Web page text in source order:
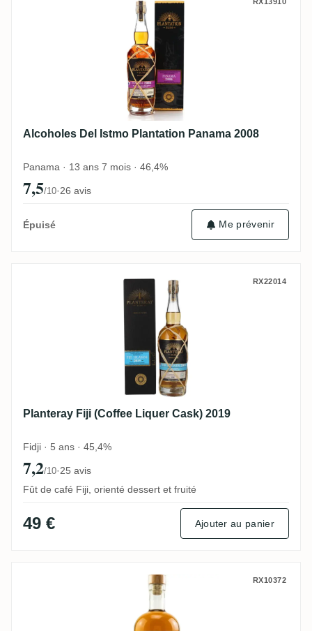
Alcoholes Del Istmo Plantation Panama 2008
Panama · 13 ans 7 mois · 46,4%
7,5/10·26 avis
Épuisé Me prévenir
Planteray Fiji (Coffee Liquer Cask) 2019
RX22014
Planteray Fiji (Coffee Liquer Cask) 2019
Fidji · 5 ans · 45,4%
7,2/10·25 avis
Fût de café Fiji, orienté dessert et fruité
49 € Ajouter au panier
Romero & Sons Aged 9 Years RX10372